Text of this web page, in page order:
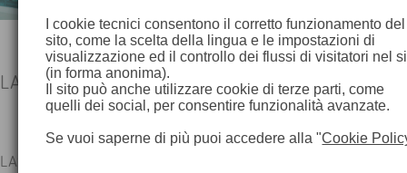
LASER SCANNER 3D
LASER SCANNER LEICA HIGH DEFINITION SURVEYING SYSTEM
I cookie tecnici consentono il corretto funzionamento del
sito, come la scelta della lingua e le impostazioni di
visualizzazione ed il controllo dei flussi di visitatori nel
(in forma anonima).
Il sito può anche utilizzare cookie di terze parti, come
quelli dei social, per consentire funzionalità avanzate.
Se vuoi saperne di più puoi accedere alla "Cookie